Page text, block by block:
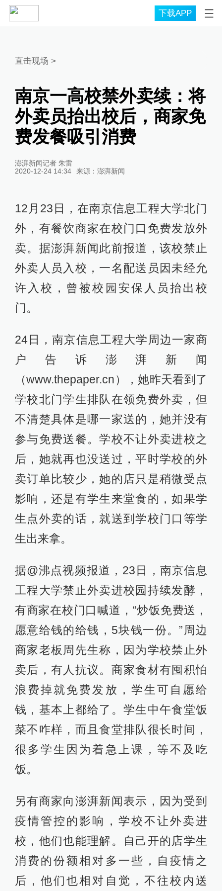
下载APP
直击现场 >
南京一高校禁外卖续：将
外卖员抬出校后，商家免
费发餐吸引消费
澎湃新闻记者 朱雷
2020-12-24 14:34
来源： 澎湃新闻
12月23日，在南京信息工程大学北门
外，有餐饮商家在校门口免费发放外
卖。据澎湃新闻此前报道，该校禁止
外卖人员入校，一名配送员因未经允
许入校，曾被校园安保人员抬出校
门。
24日，南京信息工程大学周边一家商
户告诉澎湃新闻
（www.thepaper.cn），她昨天看到了
学校北门学生排队在领免费外卖，但
不清楚具体是哪一家送的，她并没有
参与免费送餐。学校不让外卖进校之
后，她就再也没送过，平时学校的外
卖订单比较少，她的店只是稍微受点
影响，还是有学生来堂食的，如果学
生点外卖的话，就送到学校门口等学
生出来拿。
据@沸点视频报道，23日，南京信息
工程大学禁止外卖进校园持续发酵，
有商家在校门口喊道，“炒饭免费送，
愿意给钱的给钱，5块钱一份。”周边
商家老板周先生称，因为学校禁止外
卖后，有人抗议。商家食材有囤积怕
浪费掉就免费发放，学生可自愿给
钱，基本上都给了。学生中午食堂饭
菜不咋样，而且食堂排队很长时间，
很多学生因为着急上课，等不及吃
饭。
另有商家向澎湃新闻表示，因为受到
疫情管控的影响，学校不让外卖进
校，他们也能理解。自己开的店学生
消费的份额相对多一些，自疫情之
后，他们也相对自觉，不往校内送